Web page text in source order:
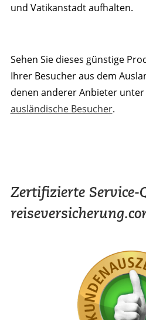
und Vatikanstadt aufhalten.
Sehen Sie dieses günstige
Ihrer Besucher aus dem
denen anderer Anbieter unter
ausländische Besucher.
Zertifizierte Service-